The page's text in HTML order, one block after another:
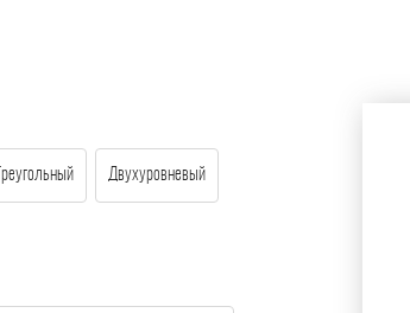
Треугольный Двухуровневый